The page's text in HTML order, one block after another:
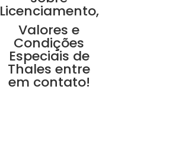
Licenciamento,
Valores e
Condições
Especiais de
Thales entre
em contato!